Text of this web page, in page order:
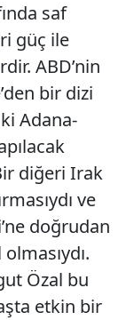
saf
güç ile
ABD’nin
bir dizi
Adana-
diğeri Irak
ve
doğrudan
Özal bu
etkin bir